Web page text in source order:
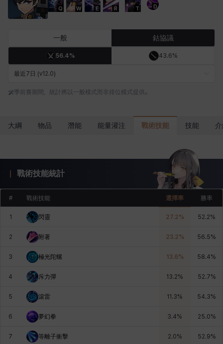
妮婭 妮琪 威廉
琪婭拉 瑪蒂娜
Q W E R T D
一般 鈷協議
56.4% 43.6%
最近7日 (v12.0)
季前賽期間，統計將以一般模式而非排位模式提供。
大綱 物品 潛能 能量灌注 戰術技能 技能
戰術技能統計
# 戰術技能 選擇率 勝率
1 閃靈 27.2% 52.2%
2 附著 23.2% 56.5%
3 極光陀螺 13.6% 58.4%
4 斥力彈 13.2% 52.7%
5 滾雷 11.3% 54.3%
6 夢幻拳 3.4% 25.0%
7 等離子衝擊 2.0% 52.9%